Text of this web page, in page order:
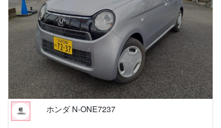
ホンダ N-ONE7237